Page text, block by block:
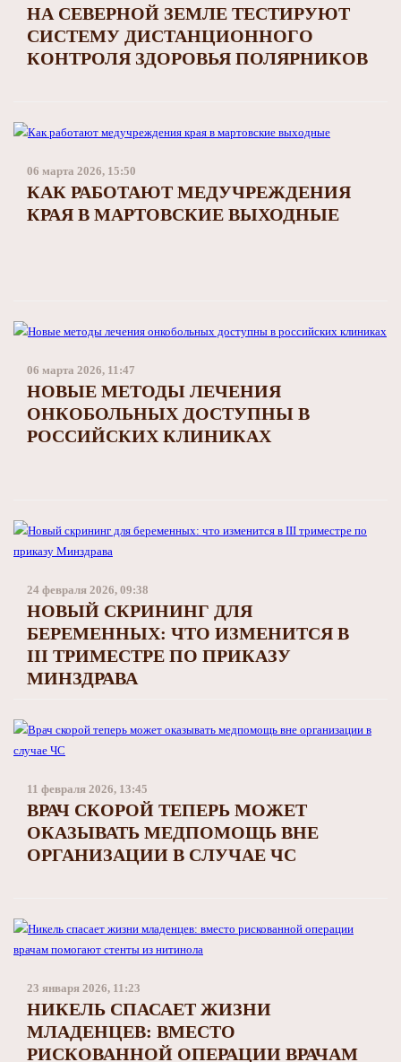
НА СЕВЕРНОЙ ЗЕМЛЕ ТЕСТИРУЮТ
СИСТЕМУ ДИСТАНЦИОННОГО
КОНТРОЛЯ ЗДОРОВЬЯ ПОЛЯРНИКОВ
06 марта 2026, 15:50
КАК РАБОТАЮТ МЕДУЧРЕЖДЕНИЯ
КРАЯ В МАРТОВСКИЕ ВЫХОДНЫЕ
06 марта 2026, 11:47
НОВЫЕ МЕТОДЫ ЛЕЧЕНИЯ
ОНКОБОЛЬНЫХ ДОСТУПНЫ В
РОССИЙСКИХ КЛИНИКАХ
24 февраля 2026, 09:38
НОВЫЙ СКРИНИНГ ДЛЯ
БЕРЕМЕННЫХ: ЧТО ИЗМЕНИТСЯ В
III ТРИМЕСТРЕ ПО ПРИКАЗУ
МИНЗДРАВА
11 февраля 2026, 13:45
ВРАЧ СКОРОЙ ТЕПЕРЬ МОЖЕТ
ОКАЗЫВАТЬ МЕДПОМОЩЬ ВНЕ
ОРГАНИЗАЦИИ В СЛУЧАЕ ЧС
23 января 2026, 11:23
НИКЕЛЬ СПАСАЕТ ЖИЗНИ
МЛАДЕНЦЕВ: ВМЕСТО
РИСКОВАННОЙ ОПЕРАЦИИ ВРАЧАМ